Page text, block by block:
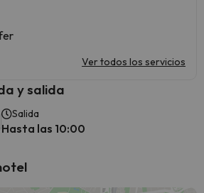
Ver todos los servicios
y salida
Salida
Hasta las 10:00